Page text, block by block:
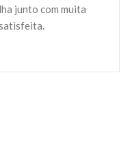
junto com muita